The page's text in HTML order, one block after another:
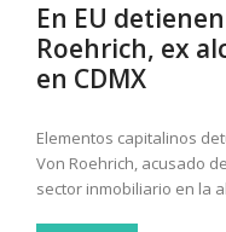
En EU
Roehrich, ex
en CDMX
Elementos capitalinos
Von Roehrich, acusado
sector inmobiliario en la al